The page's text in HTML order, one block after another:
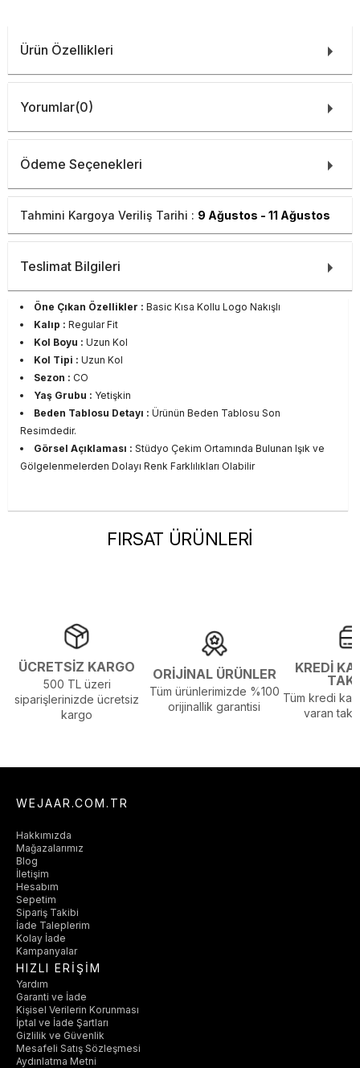
Ürün Özellikleri
Yorumlar(0)
Ödeme Seçenekleri
Tahmini Kargoya Veriliş Tarihi : 9 Ağustos - 11 Ağustos
Teslimat Bilgileri
Öne Çıkan Özellikler : Basic Kısa Kollu Logo Nakışlı
Kalıp : Regular Fit
Kol Boyu : Uzun Kol
Kol Tipi : Uzun Kol
Sezon : CO
Yaş Grubu : Yetişkin
Beden Tablosu Detayı : Ürünün Beden Tablosu Son
Resimdedir.
Görsel Açıklaması : Stüdyo Çekim Ortamında Bulunan Işık ve
Gölgelenmelerden Dolayı Renk Farklılıkları Olabilir
FIRSAT ÜRÜNLERİ
ÜCRETSİZ KARGO
500 TL üzeri
siparişlerinizde ücretsiz
kargo
ORİJİNAL ÜRÜNLER
Tüm ürünlerimizde %100
orijinallik garantisi
KREDİ
Tüm kredi
varan
WEJAAR.COM.TR
Hakkımızda
Mağazalarımız
Blog
İletişim
Hesabım
Sepetim
Sipariş Takibi
İade Taleplerim
Kolay İade
Kampanyalar
HIZLI ERİŞİM
Yardım
Garanti ve İade
Kişisel Verilerin Korunması
İptal ve İade Şartları
Gizlilik ve Güvenlik
Mesafeli Satış Sözleşmesi
Aydınlatma Metni